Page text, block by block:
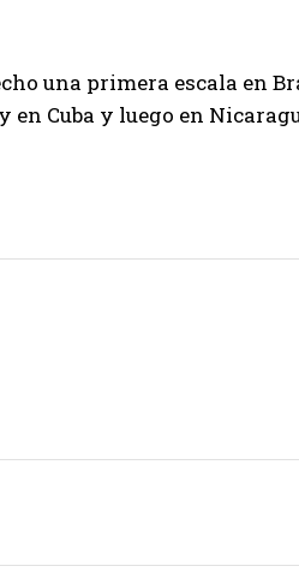
una primera escala en
Cuba y luego en